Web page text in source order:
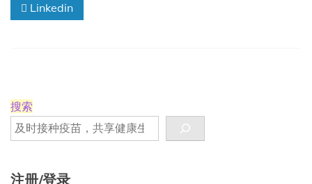
不
接
种
Linkedin
搜索
注册/登录